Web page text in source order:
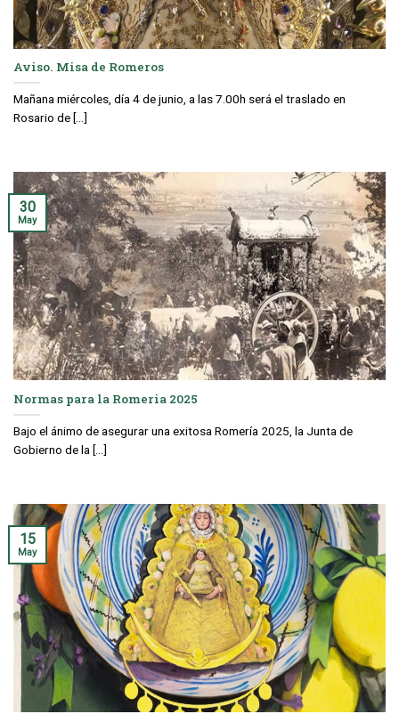
Aviso. Misa de Romeros
Mañana miércoles, día 4 de junio, a las 7.00h será el traslado en
Rosario de [...]
Normas para la Romeria 2025
Bajo el ánimo de asegurar una exitosa Romería 2025, la Junta de
Gobierno de la [...]
30
May
15
May